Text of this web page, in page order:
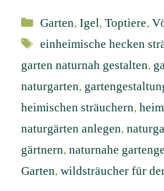
Kategorien
Garten,Igel,Toptiere,
Schlagwörter
einheimische hecken
garten naturnah gestalten,
naturgarten,
heimischen sträuchern,
naturgärten anlegen,
gärtnern, naturnahe
Garten, wildsträucher für